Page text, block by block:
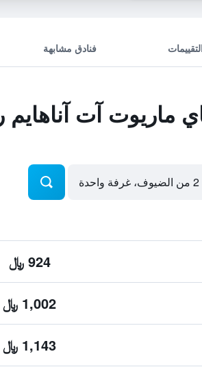
التقييمات فنادق مشابهة
آت
2 من الضيوف، غرفة واحدة
924 ﷼
1,002 ﷼
1,143 ﷼